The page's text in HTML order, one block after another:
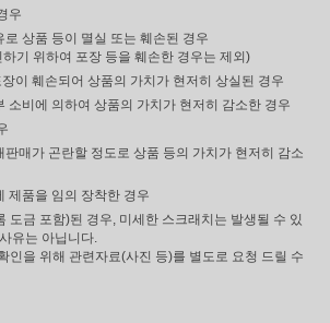
우
상품 등이 멸실 또는 훼손된 경우
기 위하여 포장 등을 훼손한 경우는 제외)
이 훼손되어 상품의 가치가 현저히 상실된 경우
소비에 의하여 상품의 가치가 현저히 감소한 경우
매가 곤란할 정도로 상품 등의 가치가 현저히 감소
제품을 임의 장착한 경우
도금 포함)된 경우, 미세한 스크래치는 발생될 수 있
유는 아닙니다.
인을 위해 관련자료(사진 등)를 별도로 요청 드릴 수